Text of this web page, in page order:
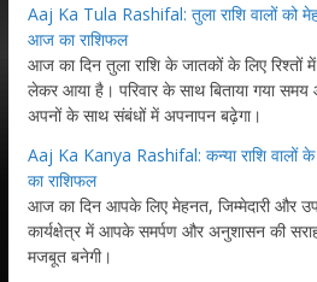
Aaj Ka Tula Rashifal: तुला राशि वालों को
आज का राशिफल
आज का दिन तुला राशि के जातकों के लिए
लेकर आया है। परिवार के साथ बिताया गया
अपनों के साथ संबंधों में अपनापन बढ़ेगा।
Aaj Ka Kanya Rashifal: कन्या राशि वालों
का राशिफल
आज का दिन आपके लिए मेहनत, जिम्मेदारी और
कार्यक्षेत्र में आपके समर्पण और अनुशासन की
मजबूत बनेगी।